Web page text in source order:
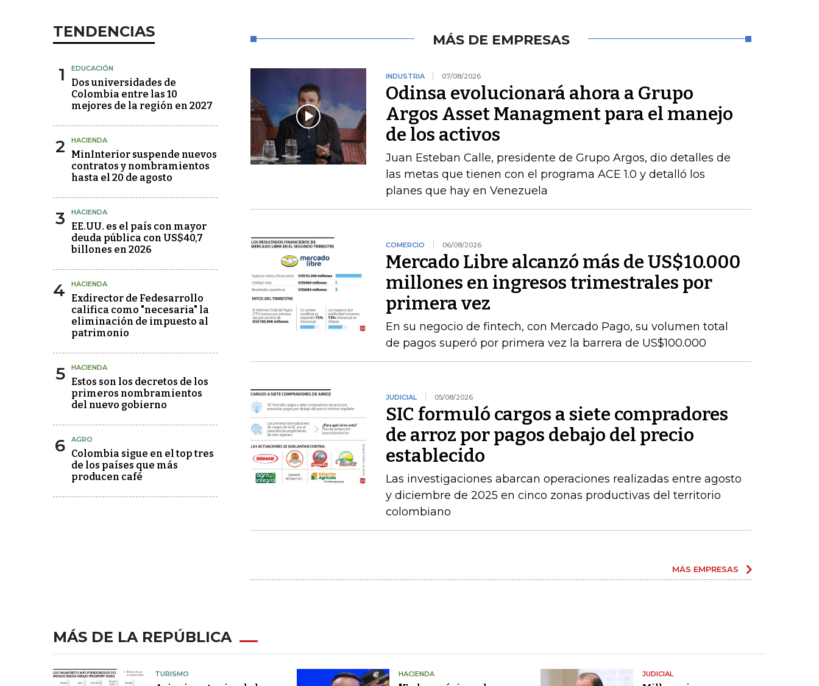
TENDENCIAS
1 EDUCACIÓN
Dos universidades de
Colombia entre las 10
mejores de la región en 2027
2 HACIENDA
MinInterior suspende nuevos
contratos y nombramientos
hasta el 20 de agosto
3 HACIENDA
EE.UU. es el país con mayor
deuda pública con US$40,7
billones en 2026
4 HACIENDA
Exdirector de Fedesarrollo
califica como "necesaria" la
eliminación de impuesto al
patrimonio
5 HACIENDA
Estos son los decretos de los
primeros nombramientos
del nuevo gobierno
6 AGRO
Colombia sigue en el top tres
de los países que más
producen café
MÁS DE EMPRESAS
INDUSTRIA 07/08/2026
Odinsa evolucionará ahora a Grupo
Argos Asset Managment para el manejo
de los activos
Juan Esteban Calle, presidente de Grupo Argos, dio detalles de
las metas que tienen con el programa ACE 1.0 y detalló los
planes que hay en Venezuela
COMERCIO 06/08/2026
Mercado Libre alcanzó más de US$10.000
millones en ingresos trimestrales por
primera vez
En su negocio de fintech, con Mercado Pago, su volumen total
de pagos superó por primera vez la barrera de US$100.000
JUDICIAL 05/08/2026
SIC formuló cargos a siete compradores
de arroz por pagos debajo del precio
establecido
Las investigaciones abarcan operaciones realizadas entre agosto
y diciembre de 2025 en cinco zonas productivas del territorio
colombiano
MÁS EMPRESAS
MÁS DE LA REPÚBLICA
TURISMO HACIENDA JUDICIAL